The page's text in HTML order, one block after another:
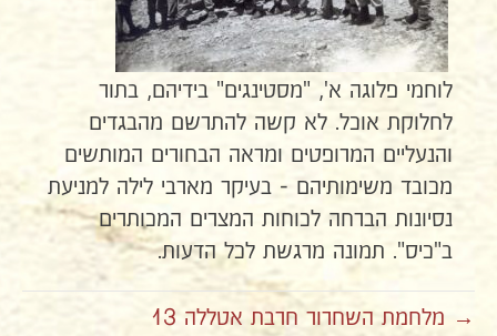
לוחמי פלוגה א', "מסטינגים" בידיהם, בתור
לחלוקת אוכל. לא קשה להתרשם מהבגדים
והנעליים המרופטים ומראה הבחורים המותשים
מכובד משימותיהם - בעיקר מארבי לילה למניעת
נסיונות הברחה לכוחות המצרים המכותרים
ב"כיס". תמונה מרגשת לכל הדעות.
→ מלחמת השחרור חרבת אטללה 13